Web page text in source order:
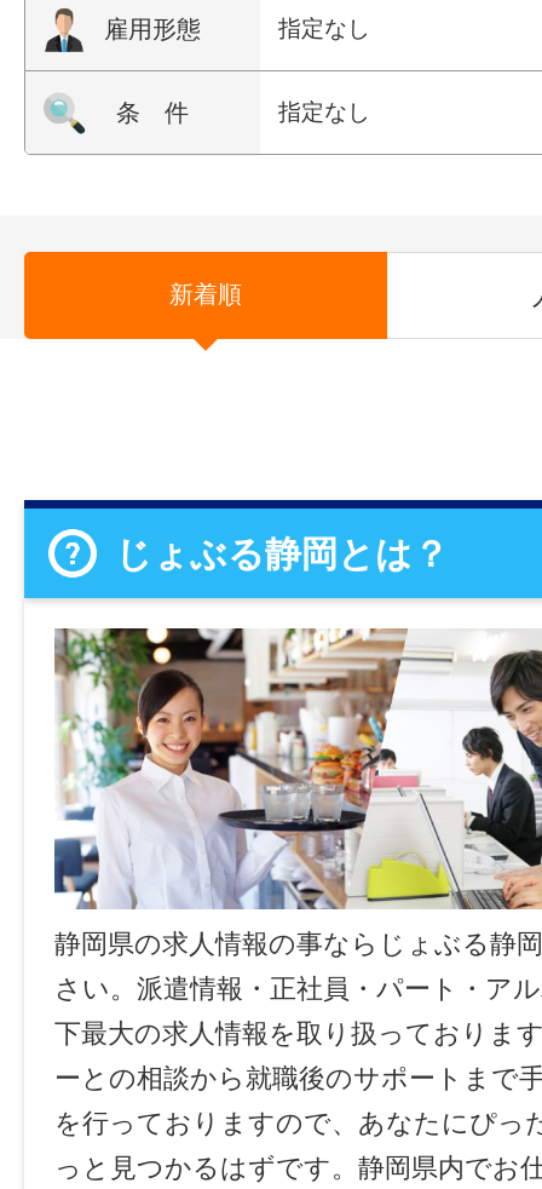
雇用形態 指定なし
条 件 指定なし
新着順
じょぶる静岡とは？
静岡県の求人情報の事ならじょぶる静
さい。派遣情報・正社員・パート・ア
下最大の求人情報を取り扱っておりま
ーとの相談から就職後のサポートまで
を行っておりますので、あなたにぴっ
っと見つかるはずです。静岡県内でお